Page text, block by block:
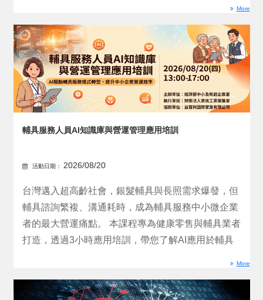
More
輔具服務人員AI知識庫與營運管理應用培訓
活動日期： 2026/08/20
台灣邁入超高齡社會，銀髮輔具與長照需求爆發，但
輔具諮詢繁複、溝通耗時，成為輔具服務中小微企業
者的最大營運痛點。 本課程專為健康零售與輔具業者
打造，透過3小時應用培訓，帶您了解AI應用於輔具
More